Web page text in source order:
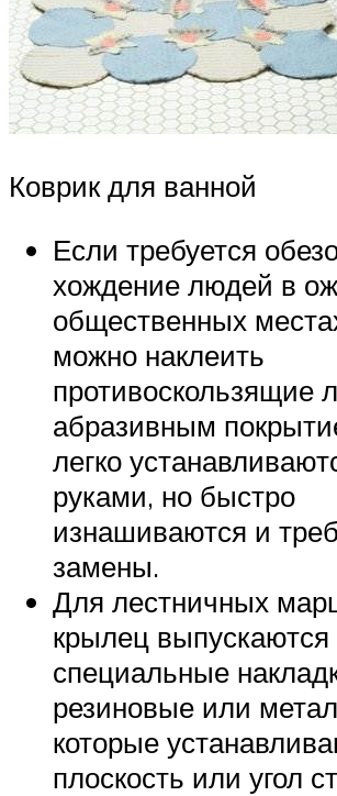
Коврик для ванной
Если требуется
хождение людей в
общественных
можно наклеить
противоскользящие
абразивным
легко
руками, но быстро
изнашиваются и
замены.
Для лестничных
крылец выпускаются
специальные
резиновые или
которые
плоскость или угол